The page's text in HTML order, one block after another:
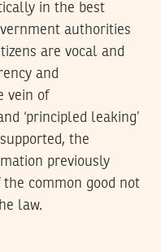
in the best
authorities
are vocal and
and
vein of
‘principled leaking’
the
previously
common good not
law.